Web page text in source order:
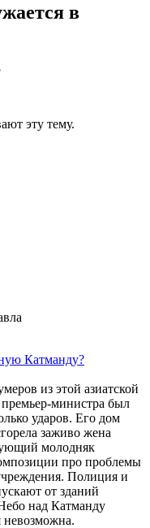
в
эту тему.
Катманду?
из этой азиатской
министра был
ударов. Его дом
заживо жена
молодняк
про проблемы
Полиция и
от зданий
над Катманду
невозможна.